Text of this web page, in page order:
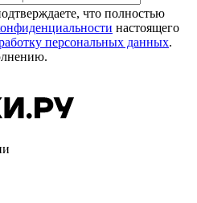
что полностью
настоящего
персональных данных.